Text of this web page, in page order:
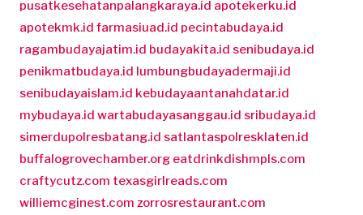
pusatkesehatanpalangkaraya.id apotekerku.id
apotekmk.id farmasiuad.id pecintabudaya.id
ragambudayajatim.id budayakita.id senibudaya.id
penikmatbudaya.id lumbungbudayadermaji.id
senibudayaislam.id kebudayaantanahdatar.id
mybudaya.id wartabudayasanggau.id sribudaya.id
simerdupolresbatang.id satlantaspolresklaten.id
buffalogrovechamber.org eatdrinkdishmpls.com
craftycutz.com texasgirlreads.com
williemcginest.com zorrosrestaurant.com